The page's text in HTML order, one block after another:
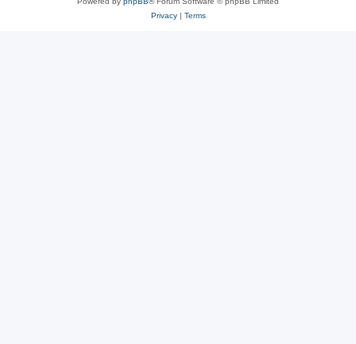
Privacy| Terms